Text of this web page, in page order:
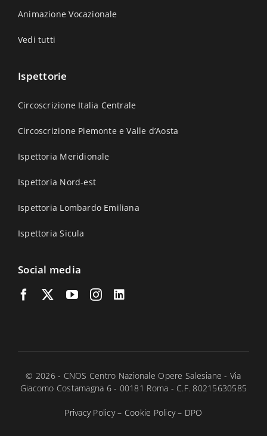
Animazione Vocazionale
Vedi tutti
Ispettorie
Circoscrizione Italia Centrale
Circoscrizione Piemonte e Valle d’Aosta
Ispettoria Meridionale
Ispettoria Nord-est
Ispettoria Lombardo Emiliana
Ispettoria Sicula
Social media
© 2026 - CNOS Centro Nazionale Opere Salesiane - Via
Giacomo Costamagna 6 - 00181 Roma - C.F. 80215630585
Privacy Policy– Cookie Policy– DPO